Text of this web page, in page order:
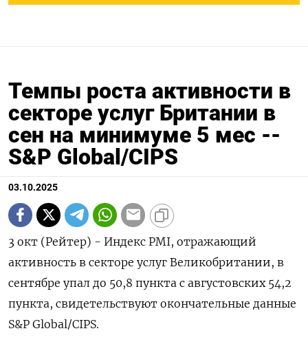
Темпы роста активности в
секторе услуг Британии в
сен на минимуме 5 мес --
S&P Global/CIPS
03.10.2025
3 окт (Рейтер) - Индекс PMI, отражающий
активность в секторе услуг Великобритании, в
сентябре упал до 50,8 пункта с августовских 54,2
пункта, свидетельствуют окончательные данные
S&P Global/CIPS.